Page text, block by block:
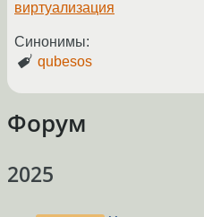
виртуализация
Синонимы:
qubesos
Форум
2025